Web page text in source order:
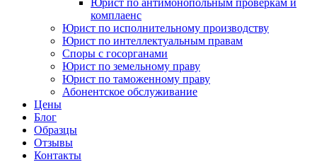
Юрист по антимонопольным проверкам и
комплаенс
Юрист по исполнительному производству
Юрист по интеллектуальным правам
Споры с госорганами
Юрист по земельному праву
Юрист по таможенному праву
Абонентское обслуживание
Цены
Блог
Образцы
Отзывы
Контакты